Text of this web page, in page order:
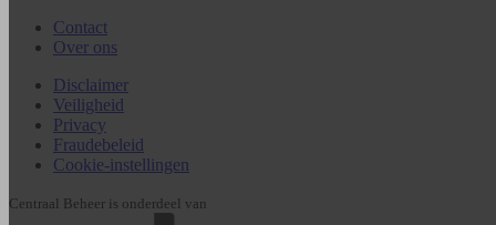
Contact
Over ons
Disclaimer
Veiligheid
Privacy
Fraudebeleid
Cookie-instellingen
Centraal Beheer is onderdeel van